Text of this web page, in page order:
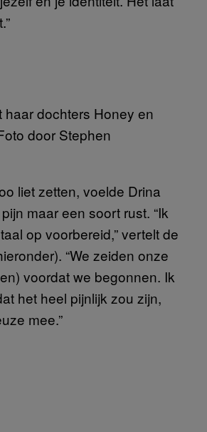
haar dochters Honey en
door Stephen
liet zetten, voelde Drina
maar een soort rust. “Ik
op voorbereid,” vertelt de
“We zeiden onze
voordat we begonnen. Ik
het heel pijnlijk zou zijn,
mee.”